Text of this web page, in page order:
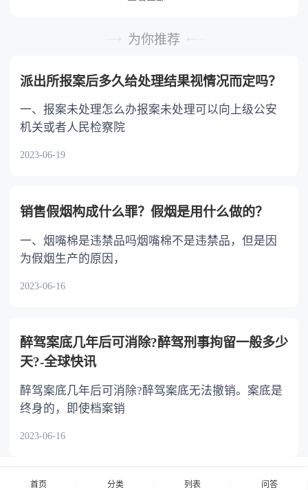
为你推荐
派出所报案后多久给处理结果视情况而定吗？
一、报案未处理怎么办报案未处理可以向上级公安
机关或者人民检察院
2023-06-19
销售假烟构成什么罪？假烟是用什么做的？
一、烟嘴棉是违禁品吗烟嘴棉不是违禁品，但是因
为假烟生产的原因，
2023-06-16
醉驾案底几年后可消除?醉驾刑事拘留一般多少
天?-全球快讯
醉驾案底几年后可消除?醉驾案底无法撤销。案底是
终身的，即使档案销
2023-06-16
首页 分类 列表 问答